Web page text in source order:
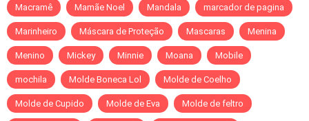
Macramê Mamãe Noel Mandala marcador de pagina
Marinheiro Máscara de Proteção Mascaras Menina
Menino Mickey Minnie Moana Mobile
mochila Molde Boneca Lol Molde de Coelho
Molde de Cupido Molde de Eva Molde de feltro